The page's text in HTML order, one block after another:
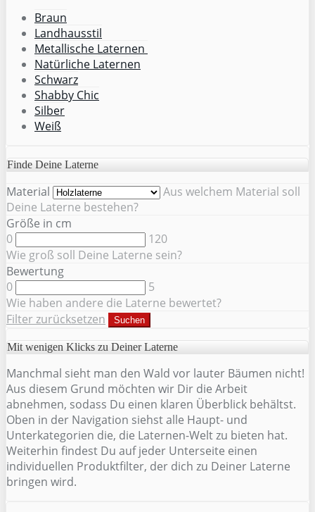
Braun
Landhausstil
Metallische Laternen
Natürliche Laternen
Schwarz
Shabby Chic
Silber
Weiß
Finde Deine Laterne
Material
Aus welchem Material soll
Deine Laterne bestehen?
Größe in cm
0
120
Wie groß soll Deine Laterne sein?
Bewertung
0
5
Wie haben andere die Laterne bewertet?
Filter zurücksetzen
Suchen
Mit wenigen Klicks zu Deiner Laterne
Manchmal sieht man den Wald vor lauter Bäumen nicht!
Aus diesem Grund möchten wir Dir die Arbeit
abnehmen, sodass Du einen klaren Überblick behältst.
Oben in der Navigation siehst alle Haupt- und
Unterkategorien die, die Laternen-Welt zu bieten hat.
Weiterhin findest Du auf jeder Unterseite einen
individuellen Produktfilter, der dich zu Deiner Laterne
bringen wird.